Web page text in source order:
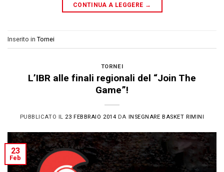
CONTINUA A LEGGERE →
Inserito in Tornei
TORNEI
L’IBR alle finali regionali del “Join The
Game”!
PUBBLICATO IL 23 FEBBRAIO 2014 DA INSEGNARE BASKET RIMINI
23
Feb